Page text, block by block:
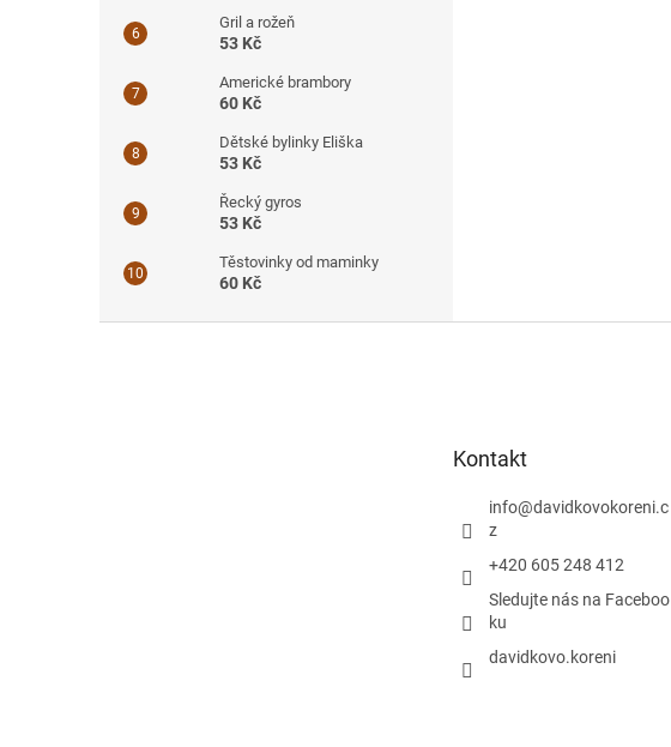
Gril a rožeň
53 Kč
Americké brambory
60 Kč
Dětské bylinky Eliška
53 Kč
Řecký gyros
53 Kč
Těstovinky od maminky
60 Kč
Kontakt
info@davidkovokoreni.c
z
+420 605 248 412
Sledujte nás na Faceboo
ku
davidkovo.koreni